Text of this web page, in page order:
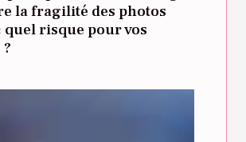
la fragilité des photos
risque pour vos